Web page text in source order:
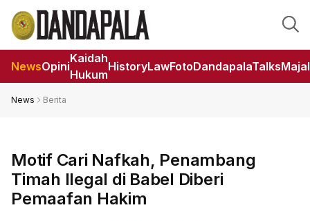
NewsOpini
Kaidah
Hukum
HistoryLawFotoDandapalaTalks
News Berita
Motif Cari Nafkah, Penambang
Timah Ilegal di Babel Diberi
Pemaafan Hakim